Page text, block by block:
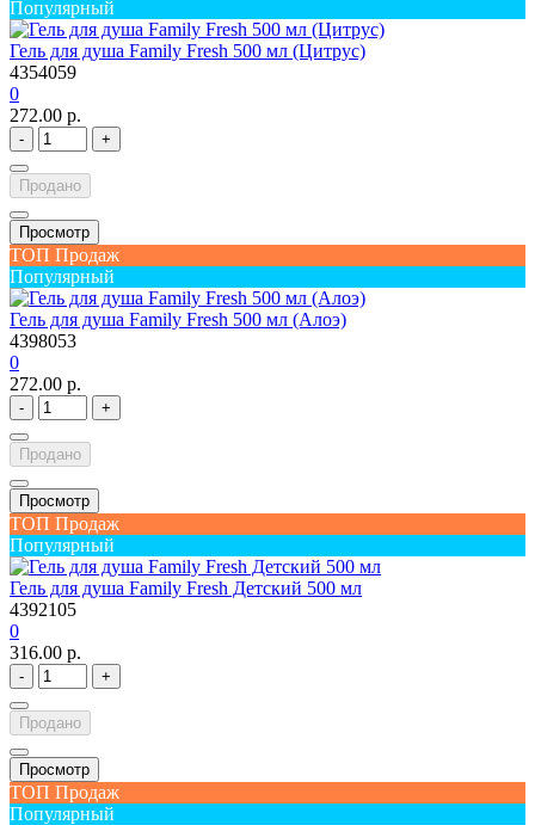
Популярный
Гель для душа Family Fresh 500 мл (Цитрус)
4354059
0
272.00 р.
- +
Продано
Просмотр
ТОП Продаж
Популярный
Гель для душа Family Fresh 500 мл (Алоэ)
4398053
0
272.00 р.
- +
Продано
Просмотр
ТОП Продаж
Популярный
Гель для душа Family Fresh Детский 500 мл
4392105
0
316.00 р.
- +
Продано
Просмотр
ТОП Продаж
Популярный